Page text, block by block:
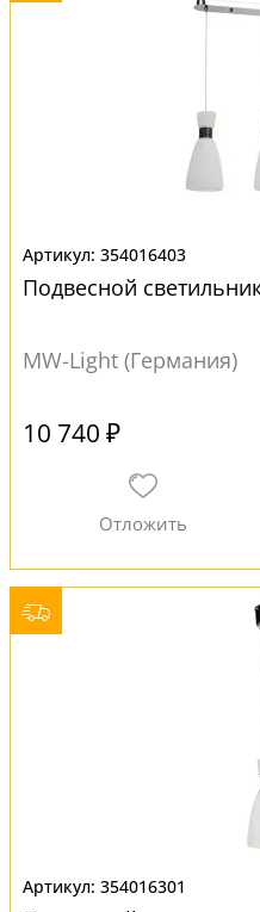
354016403
Подвесной
MW-Light (Германия)
10 740 ₽
354016301